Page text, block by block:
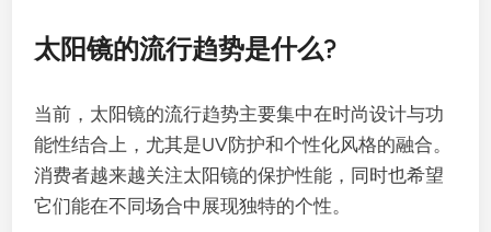
太阳镜的流行趋势是什么?
当前，太阳镜的流行趋势主要集中在时尚设计与功
能性结合上，尤其是UV防护和个性化风格的融合。
消费者越来越关注太阳镜的保护性能，同时也希望
它们能在不同场合中展现独特的个性。